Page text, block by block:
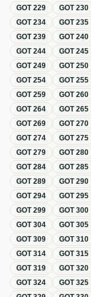
GOT229 GOT230
GOT234 GOT235
GOT239 GOT240
GOT244 GOT245
GOT249 GOT250
GOT254 GOT255
GOT259 GOT260
GOT264 GOT265
GOT269 GOT270
GOT274 GOT275
GOT279 GOT280
GOT284 GOT285
GOT289 GOT290
GOT294 GOT295
GOT299 GOT300
GOT304 GOT305
GOT309 GOT310
GOT314 GOT315
GOT319 GOT320
GOT324 GOT325